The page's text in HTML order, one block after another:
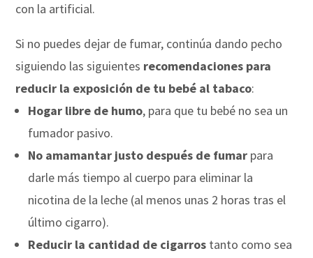
con la artificial.
Si no puedes dejar de fumar, continúa dando pecho
siguiendo las siguientes recomendaciones para
reducir la exposición de tu bebé al tabaco:
Hogar libre de humo, para que tu bebé no sea un
fumador pasivo.
No amamantar justo después de fumar para
darle más tiempo al cuerpo para eliminar la
nicotina de la leche (al menos unas 2 horas tras el
último cigarro).
Reducir la cantidad de cigarros tanto como sea